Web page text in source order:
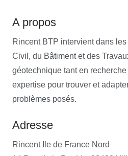
A propos
Rincent BTP intervient dans
Civil, du Bâtiment et des
géotechnique tant en recherche
expertise pour trouver et
problèmes posés.
Adresse
Rincent Ile de France Nord